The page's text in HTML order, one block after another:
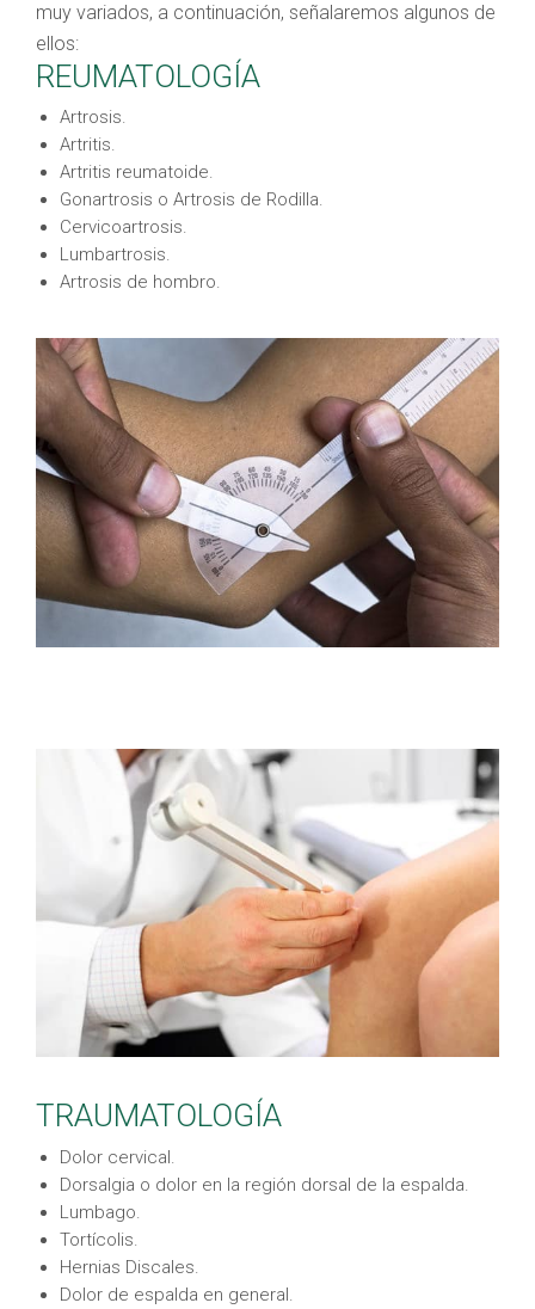
muy variados, a continuación, señalaremos algunos de
ellos:
REUMATOLOGÍA
Artrosis.
Artritis.
Artritis reumatoide.
Gonartrosis o Artrosis de Rodilla.
Cervicoartrosis.
Lumbartrosis.
Artrosis de hombro.
TRAUMATOLOGÍA
Dolor cervical.
Dorsalgia o dolor en la región dorsal de la espalda.
Lumbago.
Tortícolis.
Hernias Discales.
Dolor de espalda en general.